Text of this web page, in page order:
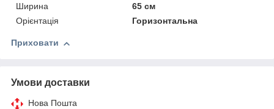
Ширина
65 см
Орієнтація
Горизонтальна
Приховати
Умови доставки
Нова Пошта